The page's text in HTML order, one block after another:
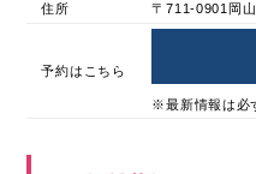
住所 〒711-0901岡
予約はこちら
※最新情報は必